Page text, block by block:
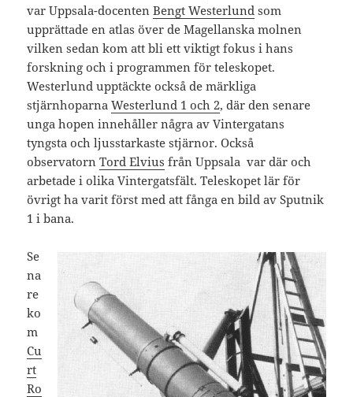
var Uppsala-docentenBengt Westerlund som
upprättade en atlas över de Magellanska molnen
vilken sedan kom att bli ett viktigt fokus i hans
forskning och i programmen för teleskopet.
Westerlund upptäckte också de märkliga
stjärnhoparnaWesterlund 1 och 2, där den senare
unga hopen innehåller några av Vintergatans
tyngsta och ljusstarkaste stjärnor. Också
observatornTord Elvius från Uppsala var där och
arbetade i olika Vintergatsfält. Teleskopet lär för
övrigt ha varit först med att fånga en bild av Sputnik
1 i bana.
Se
na
re
ko
m
Cu
rt
Ro